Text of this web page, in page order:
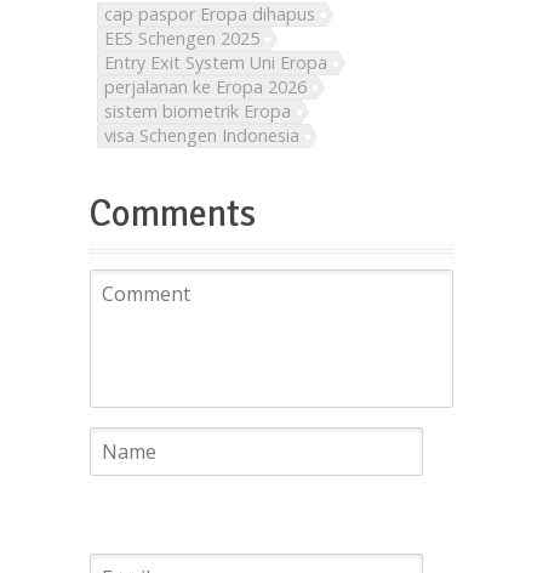
cap paspor Eropa dihapus
EES Schengen 2025
Entry Exit System Uni Eropa
perjalanan ke Eropa 2026
sistem biometrik Eropa
visa Schengen Indonesia
Comments